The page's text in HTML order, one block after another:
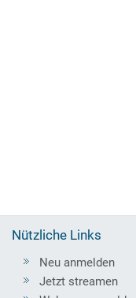
Nützliche Links
Neu anmelden
Jetzt streamen